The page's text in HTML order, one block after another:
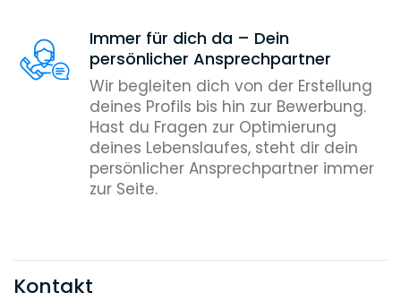
Immer für dich da – Dein
persönlicher Ansprechpartner
Wir begleiten dich von der Erstellung
deines Profils bis hin zur Bewerbung.
Hast du Fragen zur Optimierung
deines Lebenslaufes, steht dir dein
persönlicher Ansprechpartner immer
zur Seite.
Kontakt